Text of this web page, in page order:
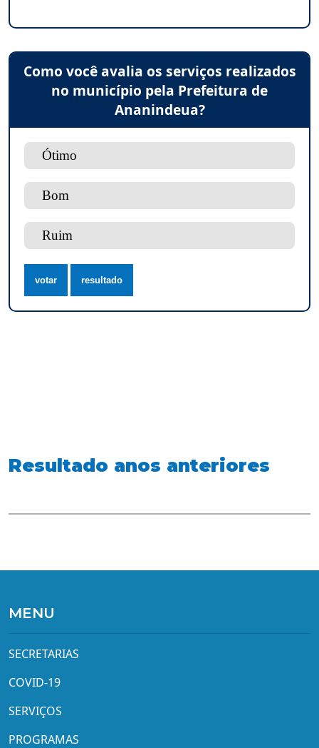
Resultado anos anteriores
MENU
SECRETARIAS
COVID-19
SERVIÇOS
PROGRAMAS